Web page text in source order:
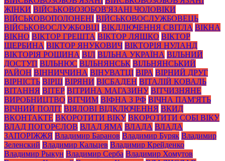
ЖІНКИ ВІЙСЬКОВОЗОБОВ'ЯЗАНІ ЧОЛОВІКИ
ВІЙСЬКОВОПОЛОНЕНІ ВІЙСЬКОВОСЛУЖБОВЕЦЬ
ВІЙСЬКОВОСЛУЖБОВЦІ ВІКДЛЮЧЕННЯ СВІТЛА ВІКНА
ВІКНО ВІКТОР ГРЕШТА ВІКТОР ЛЯШКО ВІКТОР
ЩЕРБИНА ВІКТОР ЯНУКОВИЧ ВІКТОРІЯ НУЛАНД
ВІКТОРІЯ РОЩИНА ВІЛ ВІЛЬНА УКРАЇНА ВІЛЬНИЙ
ДОСТУП ВІЛЬНЮС ВІЛЬНЯНСЬК ВІЛЬНЯНСЬКИЙ
РАЙОН ВІННИЧЧИНА ВІНУВАТЦІ ВІРА ВІРНИЙ ДРУГ
ВІРНІСТЬ ВІРШ ВІРЯНИ ВІСБАДЕН ВІТАЛІЙ КОВАЛЬ
ВІТАННЯ ВІТЕР ВІТРИНА МАГАЗИНУ ВІТЧИЗНЯНЕ
ВИРОБНИЦТВО ВІТЧИМ ВІФНА З РФ ВІЧНА ПАМ'ЯТЬ
ВІЧНИЙ ПОЛІТ ВІЯЛОВІ ВІДКЛЮЧЕННЯ ВКИД
ВКОНТАКТЕ ВКОРОТИТИ ВІКУ ВКОРОТИТИ СОБІ ВІКУ
ВЛАД ПОГОРЄЛОВ ВЛАД ЯМА ВЛАДА ВЛАДА
ЗАПОРІЖЖЯ Владимир Баранов Владимир Буряк Владимир
Зеленский Владимир Кальцев Владимир Крейденко
Владимир Рыкун Владимир Серба Владимир Хомутов